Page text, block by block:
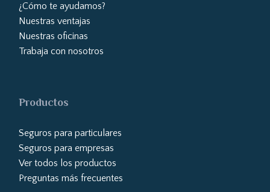
¿Cómo te ayudamos?
Nuestras ventajas
Nuestras oficinas
Trabaja con nosotros
Productos
Seguros para particulares
Seguros para empresas
Ver todos los productos
Preguntas más frecuentes